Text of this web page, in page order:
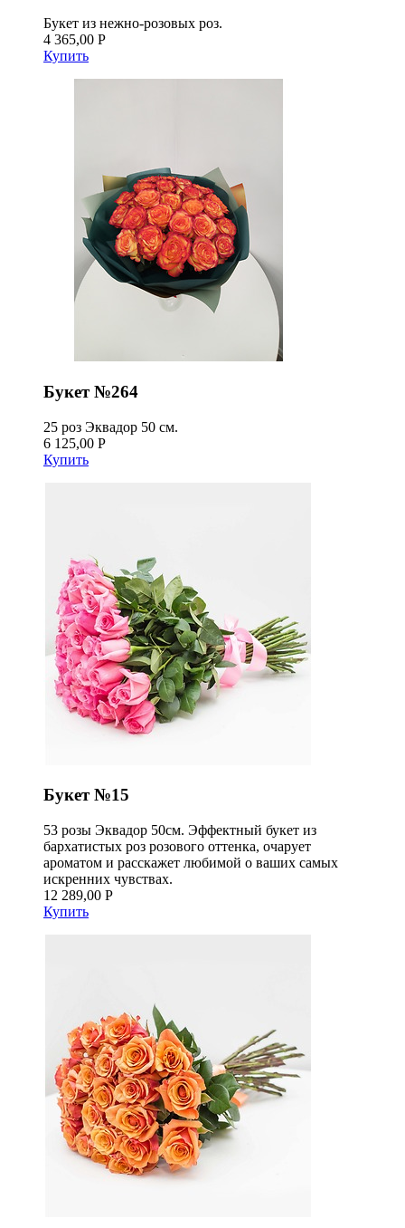
Букет из нежно-розовых роз.
4 365,00 Р
Купить
Букет №264
25 роз Эквадор 50 см.
6 125,00 Р
Купить
Букет №15
53 розы Эквадор 50см. Эффектный букет из
бархатистых роз розового оттенка, очарует
ароматом и расскажет любимой о ваших самых
искренних чувствах.
12 289,00 Р
Купить